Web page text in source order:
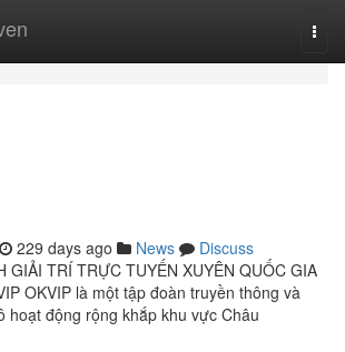
229 days ago News
Discuss
GIẢI TRÍ TRỰC TUYẾN XUYÊN QUỐC GIA
OKVIP là một tập đoàn truyền thông và
hoạt động rộng khắp khu vực Châu